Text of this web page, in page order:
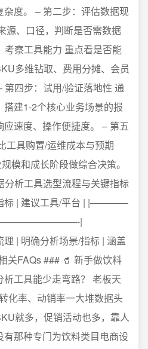
度。 – 第二步：评估数据现
源、口径，判断是否需数据
考察工具能力 重点看是否能
多维钻取、费用分摊、会员
第四步：试用/验证落地性 通
建1-2个核心业务场景的报
速度、操作便捷度。 – 第五
工具购置/运维成本与预期
模和成长阶段做综合决策。
析工具选型流程与关键指标
标 | 建议工具/平台 | |————
|
明确分析场景/指标 | 涵盖
关FAQs ### 🥤 新手做饮料
工具能少走弯路？ 老板天
化率、动销率一大堆数据头
就多，促销活动也多，靠人
那种专门为饮料类目电商设